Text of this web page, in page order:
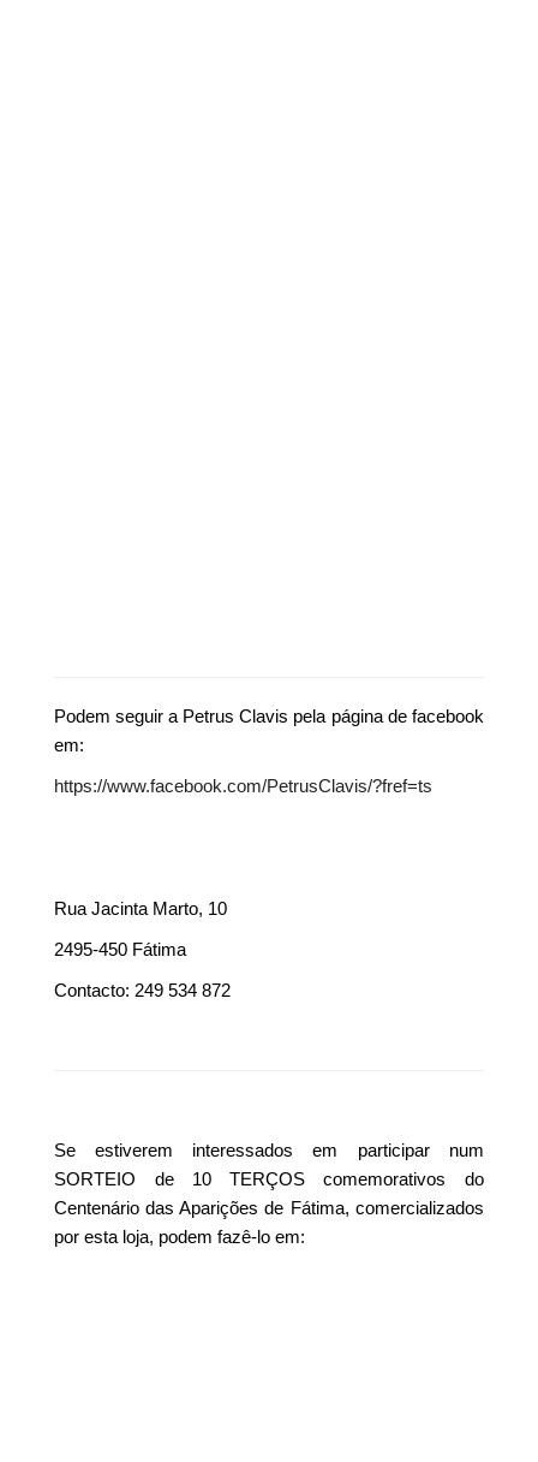
Podem seguir a Petrus Clavis pela página de facebook
em:
https://www.facebook.com/PetrusClavis/?fref=ts
Rua Jacinta Marto, 10
2495-450 Fátima
Contacto: 249 534 872
Se estiverem interessados em participar num
SORTEIO de 10 TERÇOS comemorativos do
Centenário das Aparições de Fátima, comercializados
por esta loja, podem fazê-lo em: